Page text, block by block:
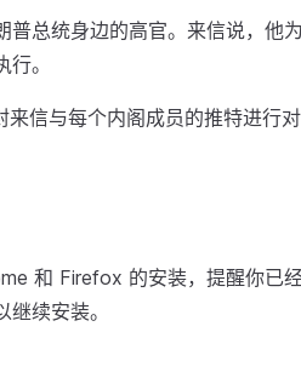
总统身边的高官。来信说，他
。
信与每个内阁成员的推特进行
和 Firefox 的安装，提醒你已经
续安装。